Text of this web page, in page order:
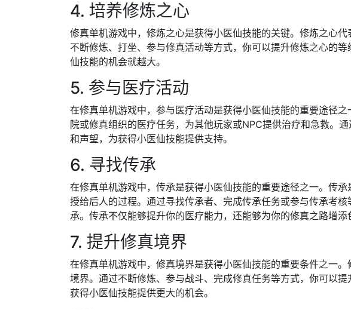
4. 培养修炼之心
修真单机游戏中，修炼之心是获得小医仙技能的关键。修炼之心
不断修炼、打坐、参与修真活动等方式，你可以提升修炼之心的
仙技能的机会就越大。
5. 参与医疗活动
在修真单机游戏中，参与医疗活动是获得小医仙技能的重要途径
院或修真组织的医疗任务，为其他玩家或NPC提供治疗和急救。
和声望，为获得小医仙技能提供支持。
6. 寻找传承
在修真单机游戏中，传承是获得小医仙技能的重要途径之一。传
授给后人的过程。通过寻找传承者、完成传承任务或参与传承考
承。传承不仅能够提升你的医疗能力，还能够为你的修真之路增添
7. 提升修真境界
在修真单机游戏中，修真境界是获得小医仙技能的重要条件之一
境界。通过不断修炼、参与战斗、完成修真任务等方式，你可以
获得小医仙技能提供更大的机会。